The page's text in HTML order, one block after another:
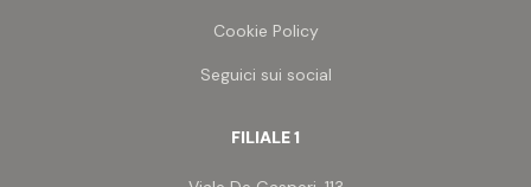
Cookie Policy
Seguici sui social
FILIALE 1